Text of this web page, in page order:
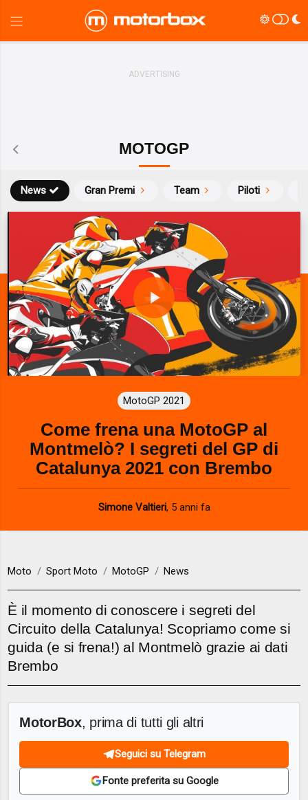
MOTOGP
News Gran Premi Team Piloti
P
a
y
V
i
d
e
MotoGP 2021
Come frena una MotoGP al
Montmelò? I segreti del GP di
Catalunya 2021 con Brembo
Simone Valtieri, 5 anni fa
Moto Sport Moto MotoGP News
È il momento di conoscere i segreti del
Circuito della Catalunya! Scopriamo come si
guida (e si frena!) al Montmelò grazie ai dati
Brembo
MotorBox, prima di tutti gli altri
Seguici su Telegram
Fonte preferita su Google